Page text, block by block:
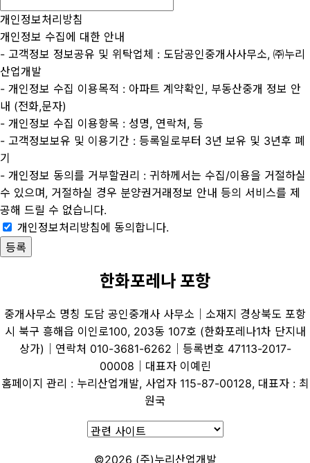
개인정보처리방침
개인정보 수집에 대한 안내
- 고객정보 정보공유 및 위탁업체 : 도담공인중개사사무소, ㈜누리
산업개발
- 개인정보 수집 이용목적 : 아파트 계약확인, 부동산중개 정보 안
내 (전화,문자)
- 개인정보 수집 이용항목 : 성명, 연락처, 등
- 고객정보보유 및 이용기간 : 등록일로부터 3년 보유 및 3년후 폐
기
- 개인정보 동의를 거부할권리 : 귀하께서는 수집/이용을 거절하실
수 있으며, 거절하실 경우 분양권거래정보 안내 등의 서비스를 제
공해 드릴 수 없습니다.
개인정보처리방침에 동의합니다.
한화포레나 포항
중개사무소 명칭 도담 공인중개사 사무소│소재지 경상북도 포항
시 북구 흥해읍 이인로100, 203동 107호 (한화포레나1차 단지내
상가)│연락처 010-3681-6262│등록번호 47113-2017-
00008│대표자 이예린
홈페이지 관리 : 누리산업개발, 사업자 115-87-00128, 대표자 : 최
원국
©2026 (주)누리산업개발